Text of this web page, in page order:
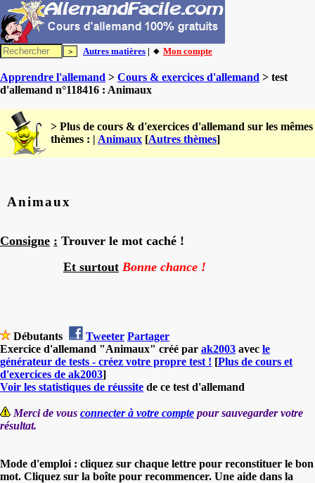
Autres matières | 🔸 Mon compte
Apprendre l'allemand > Cours & exercices d'allemand > test
d'allemand n°118416 : Animaux
> Plus de cours & d'exercices d'allemand sur les mêmes
thèmes : | Animaux [Autres thèmes]
Animaux
Consigne : Trouver le mot caché !
Et surtout Bonne chance !
Débutants Tweeter Partager
Exercice d'allemand "Animaux" créé par ak2003 avec le
générateur de tests - créez votre propre test ! [Plus de cours et
d'exercices de ak2003]
Voir les statistiques de réussite de ce test d'allemand
Merci de vous connecter à votre compte pour sauvegarder votre
résultat.
Mode d'emploi : cliquez sur chaque lettre pour reconstituer le bon
mot. Cliquez sur la boîte pour recommencer. Une aide dans la